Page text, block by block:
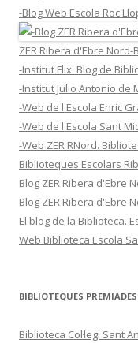
-Blog Web Escola Roc
ZER Ribera d'Ebre
-Institut Flix. Blog de
-Institut Julio Antonio de
-Web de l'Escola Enric
-Web de l'Escola Sant
-Web ZER RNord.
Biblioteques Escolars
Blog ZER Ribera d'Ebre
Blog ZER Ribera d'Ebre
El blog de la Biblioteca.
Web Biblioteca Escola
BIBLIOTEQUES PREMIADES
Biblioteca Col·legi Sant